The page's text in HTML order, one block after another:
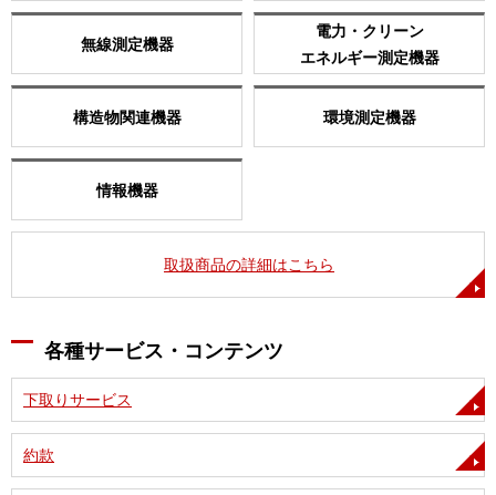
無線測定機器
電力・クリーン
エネルギー測定機器
構造物関連機器 環境測定機器
情報機器
取扱商品の詳細はこちら
各種サービス・コンテンツ
下取りサービス
約款